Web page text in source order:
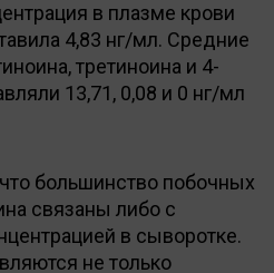
в плазме крови
4,83 нг/мл. Средние
третиноина и 4-
13,71, 0,08 и 0 нг/мл
большинство побочных
связаны либо с
в сыворотке.
не только